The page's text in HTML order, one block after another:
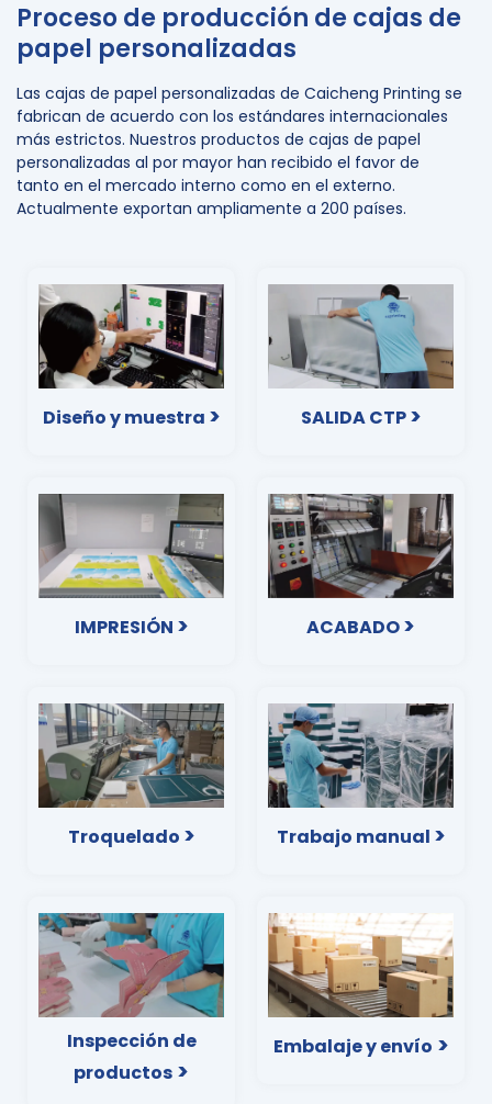
Proceso de producción de cajas de
papel personalizadas
Las cajas de papel personalizadas de Caicheng Printing se
fabrican de acuerdo con los estándares internacionales
más estrictos. Nuestros productos de cajas de papel
personalizadas al por mayor han recibido el favor de
tanto en el mercado interno como en el externo.
Actualmente exportan ampliamente a 200 países.
Diseño y muestra > SALIDA CTP>
IMPRESIÓN > ACABADO>
Troquelado > Trabajo manual >
Inspección de
productos >
Embalaje y envío >